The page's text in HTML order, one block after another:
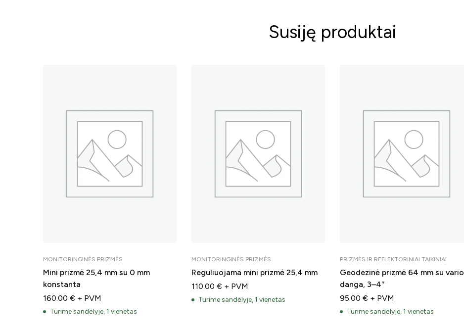
Susiję produktai
MONITORINGINĖS PRIZMĖS
Mini prizmė 25,4 mm su 0 mm
konstanta
160.00 € + PVM
Turime sandėlyje, 1 vienetas
MONITORINGINĖS PRIZMĖS
Reguliuojama mini prizmė 25,4 mm
110.00 € + PVM
Turime sandėlyje, 1 vienetas
PRIZMĖS IR REFLEKTORINIAI TAIKINIAI
Geodezinė prizmė 64 mm su vario
danga, 3–4″
95.00 € + PVM
Turime sandėlyje, 1 vienetas